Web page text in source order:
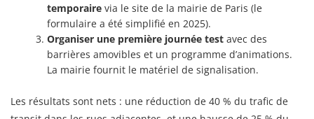
temporaire via le site de la mairie de Paris (le
formulaire a été simplifié en 2025).
Organiser une première journée test avec des
barrières amovibles et un programme d’animations.
La mairie fournit le matériel de signalisation.
Les résultats sont nets : une réduction de 40 % du trafic de